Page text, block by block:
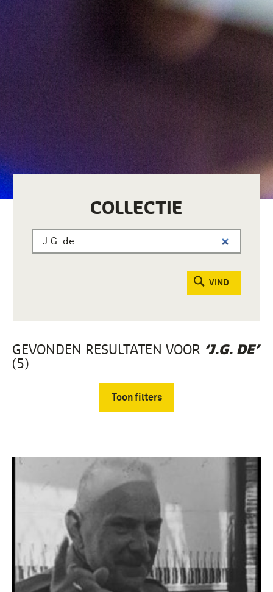
COLLECTIE
VIND
GEVONDEN RESULTATEN VOOR ‘J.G. DE’
(5)
Toon filters
mobilisatie (1939-1940) (5)